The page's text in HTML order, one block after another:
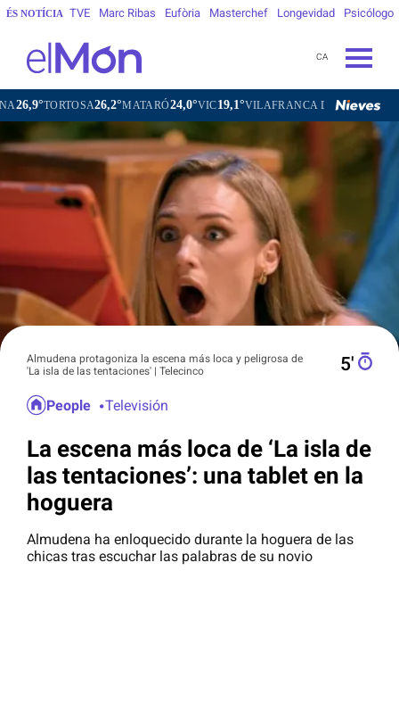
ÉS NOTÍCIA TVE Marc Ribas Eufòria Masterchef Longevidad Psicólogo
CA
26,2°MATARÓ24,0°VIC19,1°VILAFRANCA DEL PENEDÈS 21,6°
Almudena protagoniza la escena más loca y peligrosa de
'La isla de las tentaciones' | Telecinco
5′
People Televisión
La escena más loca de ‘La isla de
las tentaciones’: una tablet en la
hoguera
Almudena ha enloquecido durante la hoguera de las
chicas tras escuchar las palabras de su novio